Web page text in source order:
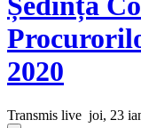
2020
Transmis live joi, 23